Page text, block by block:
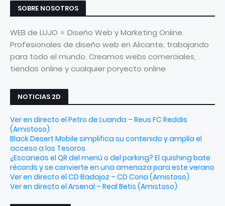
SOBRE NOSOTROS
WEB de LUJO ⭐ Diseño Web y Marketing Online.
Profesionales de diseño web en Alicante, trabajando
para todo el mundo. Creamos webs comerciales,
tiendas online y cualquier poryecto online
NOTICIAS 2D
Ver en directo el Petro de Luanda – Reus FC Reddis
(Amistoso)
Black Desert Mobile simplifica su contenido y amplía el
acceso a los Tesoros
¿Escaneas el QR del menú o del parking? El quishing bate
récords y se convierte en una amenaza para este verano
Ver en directo el CD Badajoz – CD Coria (Amistoso)
Ver en directo el Arsenal – Real Betis (Amistoso)